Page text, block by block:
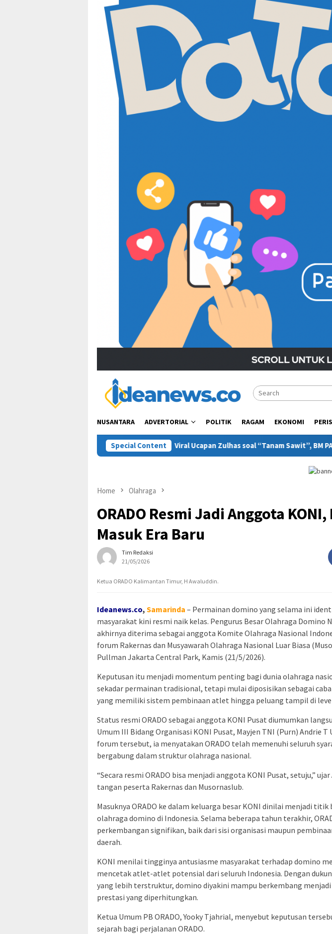
NUSANTARA ADVERTORIAL POLITIK RAGAM EKONOMI
Special Content
Viral Ucapan Zulhas soal “Tanam Sawit”, BM PAN Kaltim Minta Publik
Home Olahraga
ORADO Resmi Jadi Anggota
Masuk Era Baru
Tim Redaksi
21/05/2026
Ketua ORADO Kalimantan Timur, H Awaluddin.
Ideanews.co, Samarinda – Permainan domino yang selama ini
masyarakat kini resmi naik kelas. Pengurus Besar Olahraga Domino
akhirnya diterima sebagai anggota Komite Olahraga Nasional
forum Rakernas dan Musyawarah Olahraga Nasional Luar Biasa
Pullman Jakarta Central Park, Kamis (21/5/2026).
Keputusan itu menjadi momentum penting bagi dunia olahraga
sekadar permainan tradisional, tetapi mulai diposisikan sebagai
yang memiliki sistem pembinaan atlet hingga peluang tampil di
Status resmi ORADO sebagai anggota KONI Pusat diumumkan
Umum III Bidang Organisasi KONI Pusat, Mayjen TNI (Purn) Andrie T
forum tersebut, ia menyatakan ORADO telah memenuhi seluruh
bergabung dalam struktur olahraga nasional.
“Secara resmi ORADO bisa menjadi anggota KONI Pusat, setuju,”
tangan peserta Rakernas dan Musornaslub.
Masuknya ORADO ke dalam keluarga besar KONI dinilai menjadi
olahraga domino di Indonesia. Selama beberapa tahun terakhir,
perkembangan signifikan, baik dari sisi organisasi maupun
daerah.
KONI menilai tingginya antusiasme masyarakat terhadap domino
mencetak atlet-atlet potensial dari seluruh Indonesia. Dengan
yang lebih terstruktur, domino diyakini mampu berkembang
prestasi yang diperhitungkan.
Ketua Umum PB ORADO, Yooky Tjahrial, menyebut keputusan
sejarah bagi perjalanan ORADO.